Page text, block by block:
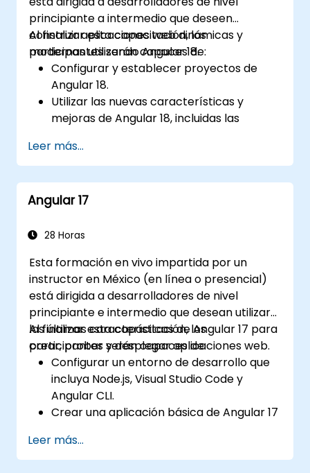
principiante a intermedio que deseen
construir aplicaciones web dinámicas y
modernas utilizando Angular 18.
Al finalizar esta capacitación, los
participantes serán capaces de:
Configurar y establecer proyectos de
Angular 18.
Utilizar las nuevas características y
mejoras de Angular 18, incluidas las
4.7 y la detección de cambios sin zonas.
Desarrollar aplicaciones robustas y
escalables mediante Angular 18.
Implementar las mejores prácticas para
arquitectura.
RESTful.
Leer más...
Angular 17
28 Horas
Esta formación en vivo impartida por un
instructor en México (en línea o presencial)
está dirigida a desarrolladores de nivel
principiante e intermedio que desean utilizar
las últimas características de Angular 17 para
crear, probar y desplegar aplicaciones web.
Al finalizar esta capacitación, los
participantes serán capaces de:
Configurar un entorno de desarrollo que
incluya Node.js, Visual Studio Code y
Angular CLI.
Crear una aplicación básica de Angular 17
interacciones del usuario.
Utilizar componentes, directivas, tuberías
Leer más...